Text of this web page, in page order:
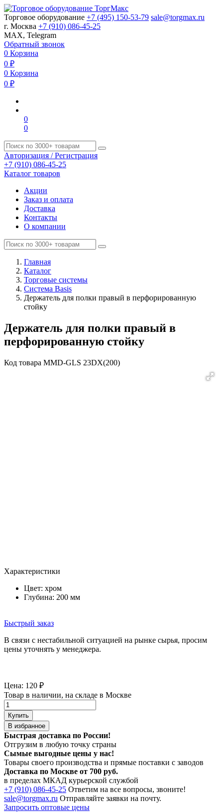
Торговое оборудование +7 (495) 150-53-79 sale@torgmax.ru
г. Москва +7 (910) 086-45-25
MAX, Telegram
Обратный звонок
0 Корзина
0 ₽
0 Корзина
0 ₽
0
0
Авторизация / Регистрация
+7 (910) 086-45-25
Каталог товаров
Акции
Заказ и оплата
Доставка
Контакты
О компании
Главная
Каталог
Торговые системы
Система Basis
Держатель для полки правый в перфорированную
стойку
Держатель для полки правый в
перфорированную стойку
Код товара MMD-GLS 23DX(200)
Характеристики
Цвет: хром
Глубина: 200 мм
Быстрый заказ
В связи с нестабильной ситуацией на рынке сырья, просим
цены уточнять у менеджера.
Цена: 120 ₽
Товар в наличии, на складе в Москве
Купить
В избранное
Быстрая доставка по России!
Отгрузим в любую точку страны
Сымые выгодные цены у нас!
Товары своего производства и прямые поставки с заводов
Доставка по Москве от 700 руб.
в пределах МКАД курьерской службой
+7 (910) 086-45-25 Ответим на все вопросы, звоните!
sale@torgmax.ru Отправляйте заявки на почту.
Запросить оптовые цены